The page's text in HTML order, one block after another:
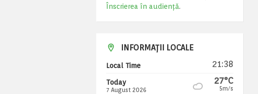
Înscrierea în audiență.
INFORMAȚII LOCALE
Local Time 21:38
Today
7 August 2026
27°C
5m/s